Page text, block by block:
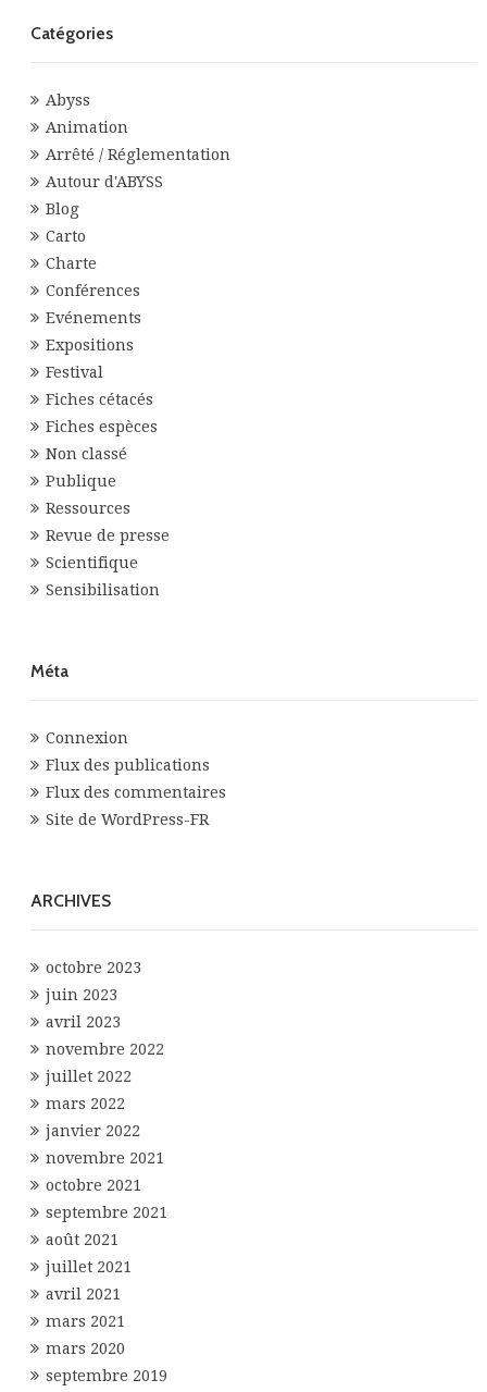
Catégories
Abyss
Animation
Arrêté / Réglementation
Autour d'ABYSS
Blog
Carto
Charte
Conférences
Evénements
Expositions
Festival
Fiches cétacés
Fiches espèces
Non classé
Publique
Ressources
Revue de presse
Scientifique
Sensibilisation
Méta
Connexion
Flux des publications
Flux des commentaires
Site de WordPress-FR
ARCHIVES
octobre 2023
juin 2023
avril 2023
novembre 2022
juillet 2022
mars 2022
janvier 2022
novembre 2021
octobre 2021
septembre 2021
août 2021
juillet 2021
avril 2021
mars 2021
mars 2020
septembre 2019